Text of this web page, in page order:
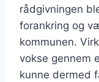
rådgivningen
forankring og
kommunen.
vokse gennem
kunne dermed